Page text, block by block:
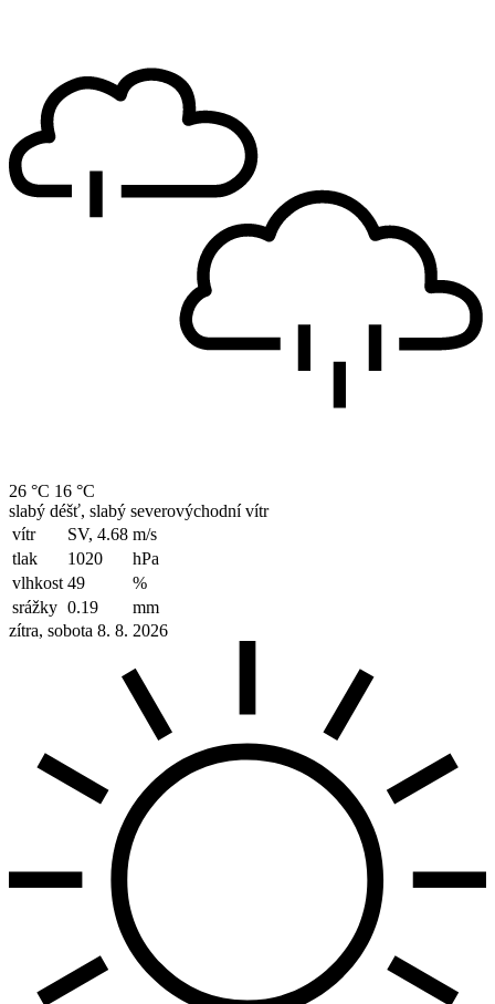
26 °C 16 °C
slabý déšť, slabý severovýchodní vítr
vítr
SV, 4.68 m/s
tlak
1020
hPa
vlhkost 49
%
srážky 0.19
mm
zítra, sobota 8. 8. 2026